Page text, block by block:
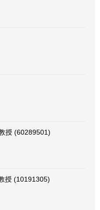
授 (60289501)
授 (10191305)